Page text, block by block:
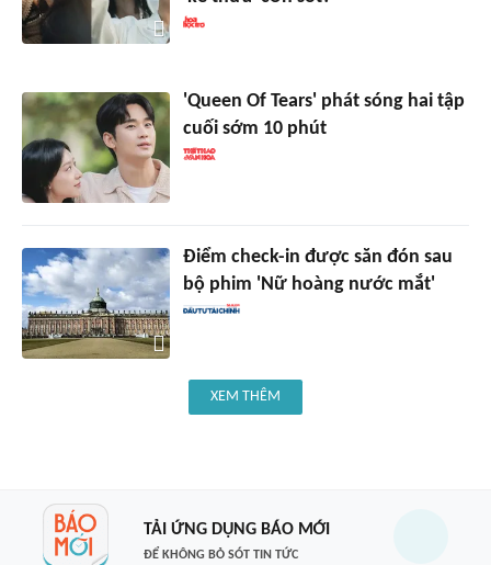
'Queen Of Tears' phát sóng hai tập
cuối sớm 10 phút
Điểm check-in được săn đón sau
bộ phim 'Nữ hoàng nước mắt'
XEM THÊM
TẢI ỨNG DỤNG BÁO MỚI
ĐỂ KHÔNG BỎ SÓT TIN TỨC